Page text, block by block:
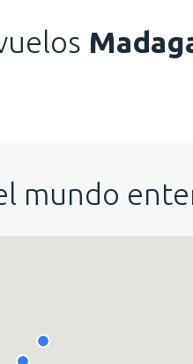
mundo